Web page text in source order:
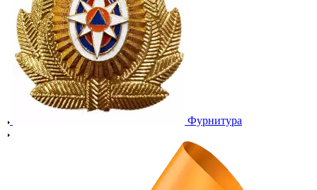
Фурнитура